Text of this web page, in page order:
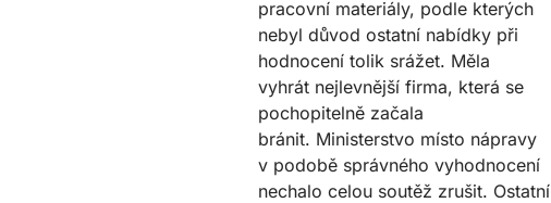
pracovní materiály, podle kterých
nebyl důvod ostatní nabídky při
hodnocení tolik srážet. Měla
vyhrát nejlevnější firma, která se
pochopitelně začala
bránit. Ministerstvo místo nápravy
v podobě správného vyhodnocení
nechalo celou soutěž zrušit. Ostatní